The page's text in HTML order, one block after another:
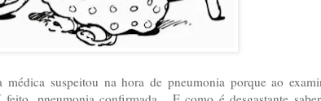
suspeitou na hora de pneumonia porque ao